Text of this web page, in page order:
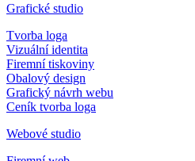
Grafické studio
Tvorba loga
Vizuální identita
Firemní tiskoviny
Obalový design
Grafický návrh webu
Ceník tvorba loga
Webové studio